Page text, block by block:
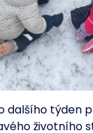
dalšího týden
životního